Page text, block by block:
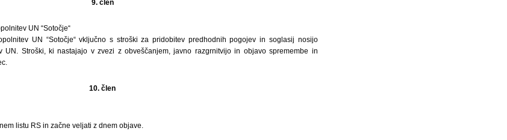
9. člen
UN “Sotočje“
UN “Sotočje“ vključno s stroški za pridobitev predhodnih pogojev in soglasij nosijo
UN. Stroški, ki nastajajo v zvezi z obveščanjem, javno razgrnitvijo in objavo spremembe in
10. člen
listu RS in začne veljati z dnem objave.